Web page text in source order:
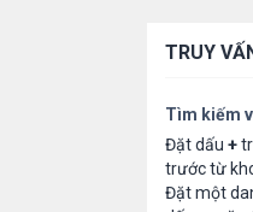
TRUY
Tìm kiếm
Đặt dấu +
trước từ
Đặt một